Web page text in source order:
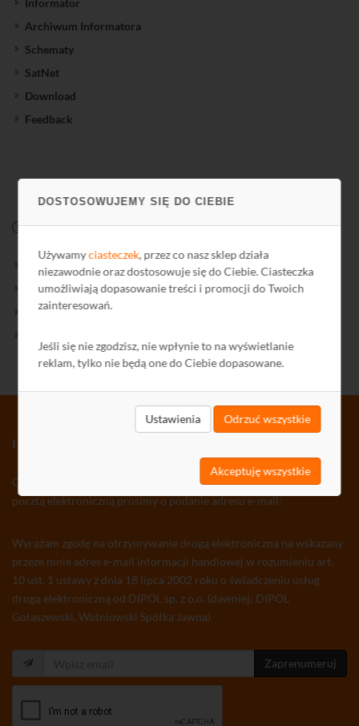
DOSTOSOWUJEMY SIĘ DO CIEBIE
Używamyciasteczek, przez co nasz sklep działa
niezawodnie oraz dostosowuje się do Ciebie. Ciasteczka
umożliwiają dopasowanie treści i promocji do Twoich
zainteresowań.
Jeśli się nie zgodzisz, nie wpłynie to na wyświetlanie
reklam, tylko nie będą one do Ciebie dopasowane.
Ustawienia Odrzuć wszystkie
Akceptuję wszystkie
Informator
Archiwum Informatora
Schematy
SatNet
Download
Feedback
FIRMA
O firmie
Kontakt
Polityka Prywatności
INFORMATOR TV-SAT CCTV WLAN
Osoby zainteresowane otrzymywaniem co tydzieńInformatora
pocztą elektroniczną prosimy o podanie adresu e-mail:
Wyrażam zgodę na otrzymywanie drogą elektroniczną na wskazany
przeze mnie adres e-mail informacji handlowej w rozumieniu art.
10 ust. 1 ustawy z dnia 18 lipca 2002 roku o świadczeniu usług
drogą elektroniczną od DIPOL sp. z o.o. (dawniej: DIPOL
Gołaszewski, Waśniowski Spółka Jawna)
Zaprenumeruj